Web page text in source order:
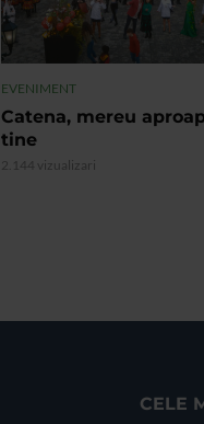
EVENIMENT
Catena, mereu
tine
2.144 vizualizari
CELE